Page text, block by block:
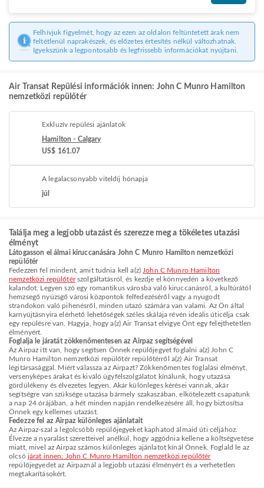
Felhívjuk figyelmét, hogy az ezen az oldalon feltüntetett árak nem
feltétlenül naprakészek, és előzetes értesítés nélkül változhatnak.
Igyekszünk a legpontosabb és legfrissebb információkat nyújtani.
Air Transat Repülési információk innen: John C Munro Hamilton
nemzetközi repülőtér
Exkluzív repülési ajánlatok
Hamilton - Calgary
US$ 161.07
A legalacsonyabb viteldíj hónapja
júl
Találja meg a legjobb utazást és szerezze meg a tökéletes utazási
élményt
Látogasson el álmai kiruccanására John C Munro Hamilton nemzetközi
repülőtér
Fedezzen fel mindent, amit tudnia kell a(z) John C Munro Hamilton
nemzetközi repülőtérszolgáltatásról, és kezdje el könnyedén a következő
kalandot. Legyen szó egy romantikus városba való kiruccanásról, a kultúrától
hemzsegő nyüzsgő városi központok felfedezéséről vagy a nyugodt
strandokon való pihenésről, minden utazó számára van valami. Az Ön által
karnyújtásnyira elérhető lehetőségek széles skálája révén ideális úticélja csak
egy repülésre van. Hagyja, hogy a(z) Air Transat elvigye Önt egy felejthetetlen
élményért.
Foglalja le járatát zökkenőmentesen az Airpaz segítségével
Az Airpaz itt van, hogy segítsen Önnek repülőjegyet foglalni a(z) John C
Munro Hamilton nemzetközi repülőtér repülőtérről a(z) Air Transat
légitársasággal. Miért válassza az Airpazt? Zökkenőmentes foglalási élményt,
versenyképes árakat és kiváló ügyfélszolgálatot kínálunk, hogy utazása
gördülékeny és élvezetes legyen. Akár különleges kérései vannak, akár
segítségre van szüksége utazása bármely szakaszában, elkötelezett csapatunk
a nap 24 órájában, a hét minden napján rendelkezésére áll, hogy biztosítsa
Önnek egy kellemes utazást.
Fedezze fel az Airpaz különleges ajánlatait
Az Airpaz-szal a legolcsóbb repülőjegyeket kaphatod álmaid úti céljához.
Élvezze a nyaralást szeretteivel anélkül, hogy aggódnia kellene a költségvetése
miatt, mivel az Airpaz számos különleges ajánlatot kínál Önnek. Foglald le az
olcsó járat innen: John C Munro Hamilton nemzetközi repülőtér
repülőjegyedet az Airpaznál a legjobb utazási élményért és a verhetetlen
megtakarításokért.